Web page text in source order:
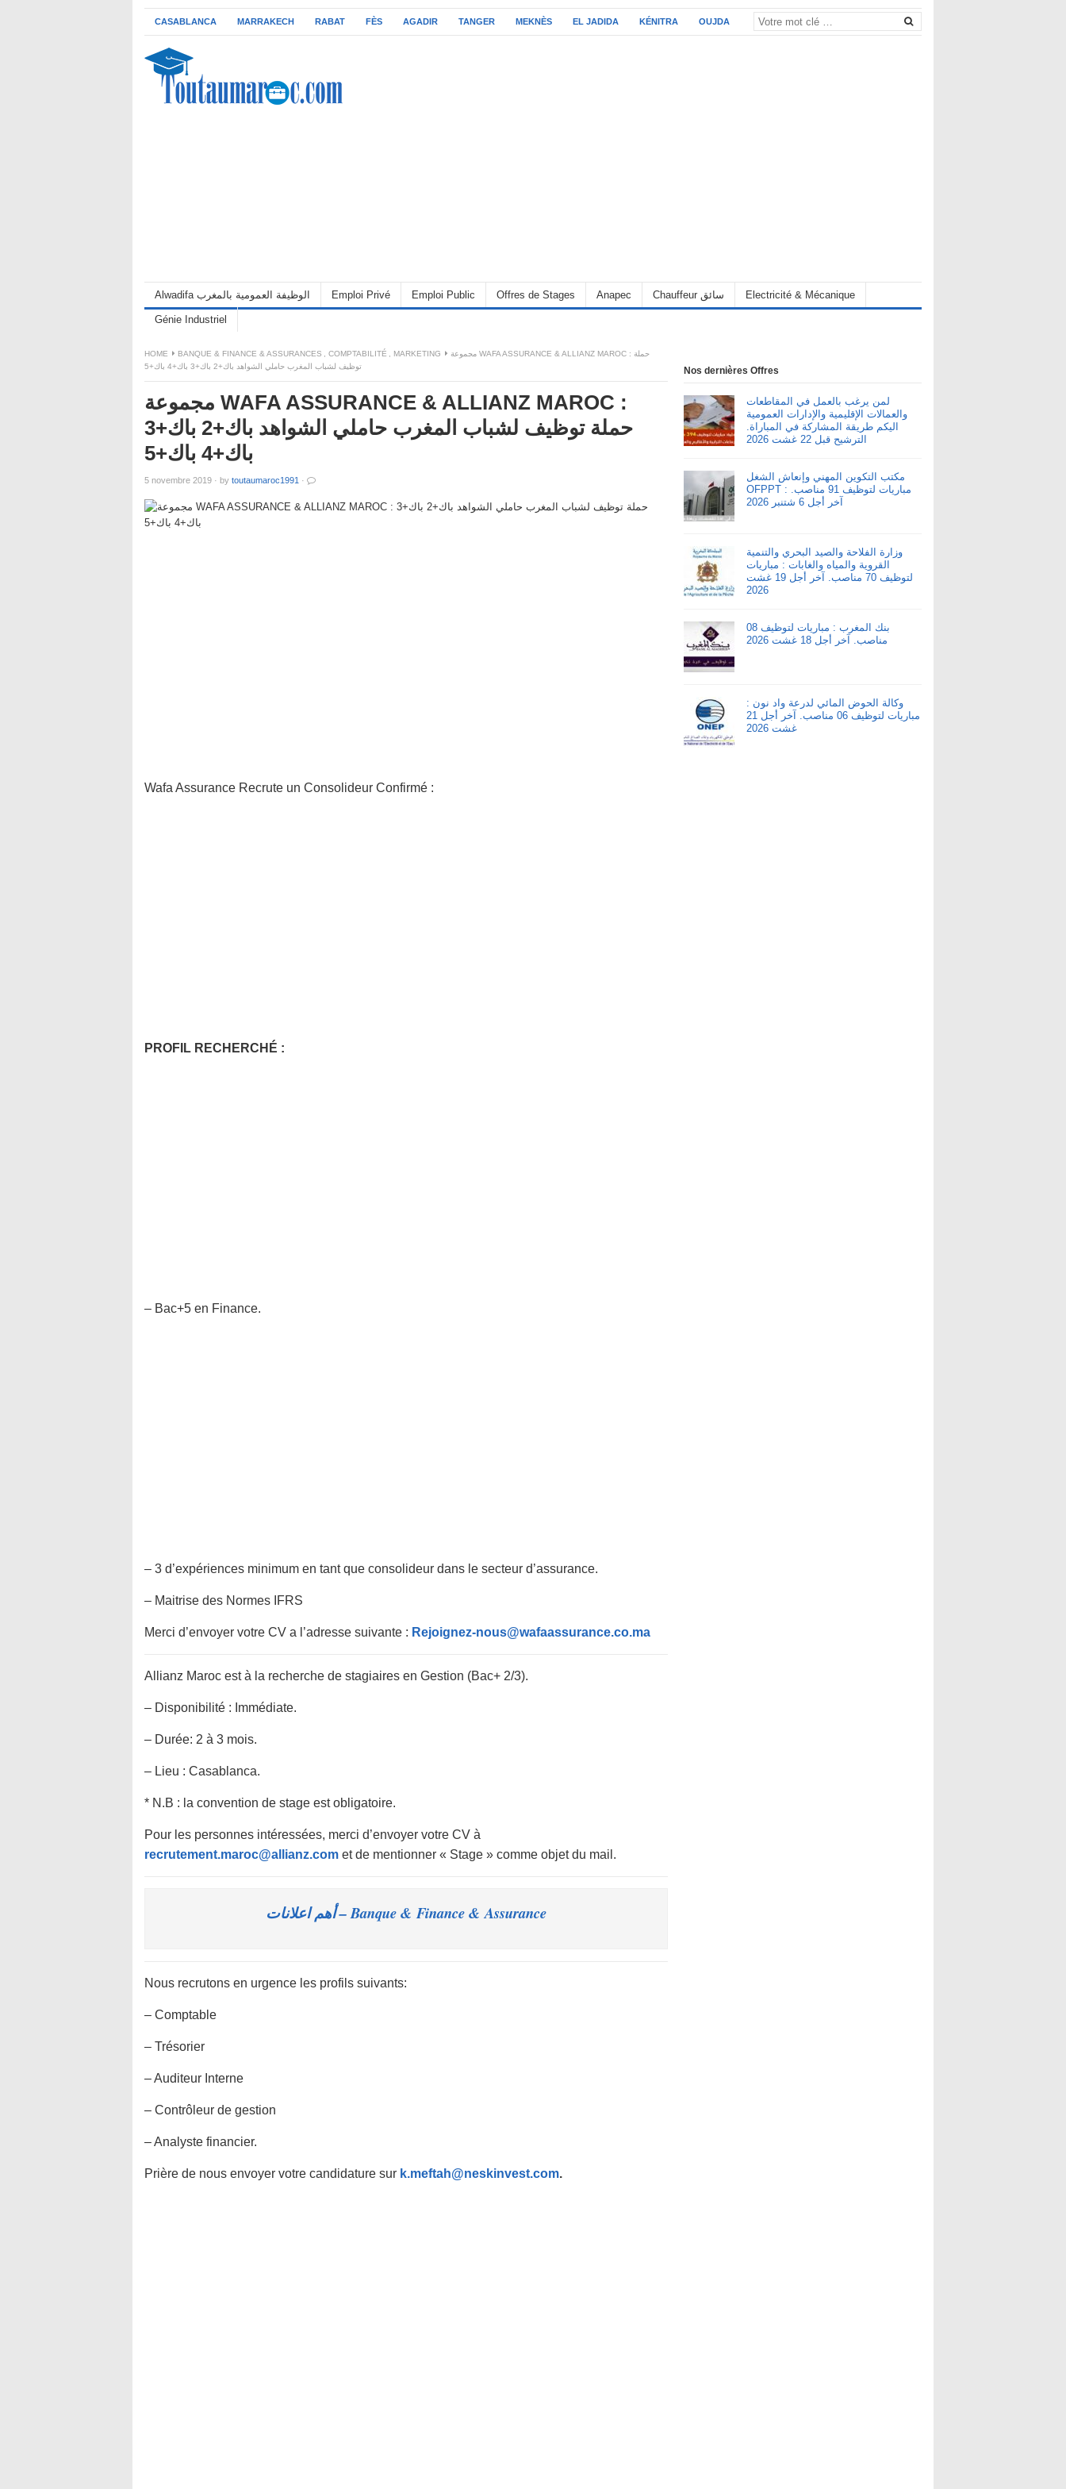
CASABLANCA MARRAKECH RABAT FÈS AGADIR TANGER MEKNÈS EL JADIDA KÉNITRA OUJDA
Alwadifa الوظيفة العمومية بالمغرب Emploi Privé Emploi Public Offres de Stages Anapec Chauffeur سائق Electricité & Mécanique
Génie Industriel
HOME BANQUE & FINANCE & ASSURANCES COMPTABILITÉ MARKETING
مجموعة WAFA ASSURANCE & ALLIANZ MAROC : حملة
توظيف لشباب المغرب حاملي الشواهد باك+2 باك+3 باك+4 باك+5
مجموعة WAFA ASSURANCE & ALLIANZ MAROC :
حملة توظيف لشباب المغرب حاملي الشواهد باك+2 باك+3
باك+4 باك+5
5 novembre 2019 · by toutaumaroc1991 ·
Wafa Assurance Recrute un Consolideur Confirmé :
PROFIL RECHERCHÉ :
– Bac+5 en Finance.
– 3 d’expériences minimum en tant que consolideur dans le secteur d’assurance.
– Maitrise des Normes IFRS
Merci d’envoyer votre CV a l’adresse suivante : Rejoignez-nous@wafaassurance.co.ma
Allianz Maroc est à la recherche de stagiaires en Gestion (Bac+ 2/3).
– Disponibilité : Immédiate.
– Durée: 2 à 3 mois.
– Lieu : Casablanca.
* N.B : la convention de stage est obligatoire.
Pour les personnes intéressées, merci d’envoyer votre CV à
recrutement.maroc@allianz.com et de mentionner « Stage » comme objet du mail.
Banque & Finance & Assurance – أهم اعلانات
Nous recrutons en urgence les profils suivants:
– Comptable
– Trésorier
– Auditeur Interne
– Contrôleur de gestion
– Analyste financier.
Prière de nous envoyer votre candidature sur k.meftah@neskinvest.com.
Nos dernières Offres
لمن يرغب بالعمل في المقاطعات
والعمالات الإقليمية والإدارات العمومية
اليكم طريقة المشاركة في المباراة.
الترشيح قبل 22 غشت 2026
مكتب التكوين المهني وإنعاش الشغل
OFPPT : مباريات لتوظيف 91 مناصب.
آخر أجل 6 شتنبر 2026
وزارة الفلاحة والصيد البحري والتنمية
القروية والمياه والغابات : مباريات
لتوظيف 70 مناصب. آخر أجل 19 غشت
2026
بنك المغرب : مباريات لتوظيف 08
مناصب. آخر أجل 18 غشت 2026
وكالة الحوض المائي لدرعة واد نون :
مباريات لتوظيف 06 مناصب. آخر أجل 21
غشت 2026